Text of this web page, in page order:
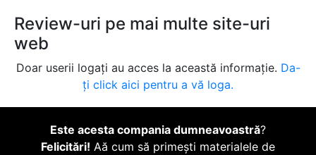
Review-uri pe mai multe site-uri
web
Doar userii logați au acces la această informație. Da-
ți click aici pentru a vă loga.
Este acesta compania dumneavoastră?
Felicitări! Aă cum să primești materialele de